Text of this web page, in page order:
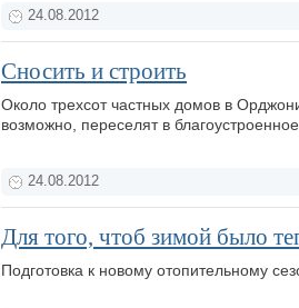
24.08.2012
Сносить и строить
Около трехсот частных домов в
возможно, переселят в
24.08.2012
Для того, чтоб зимой было
Подготовка к новому отопительному